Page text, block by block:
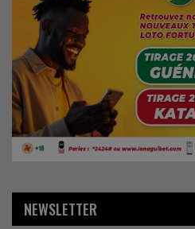
NEWSLETTER